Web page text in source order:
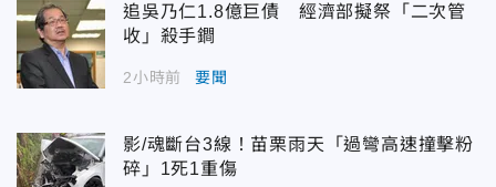
追吳乃仁1.8億巨債 經濟部擬祭「二次管
收」殺手鐧
2小時前 要聞
影/魂斷台3線！苗栗雨天「過彎高速撞擊粉
碎」1死1重傷